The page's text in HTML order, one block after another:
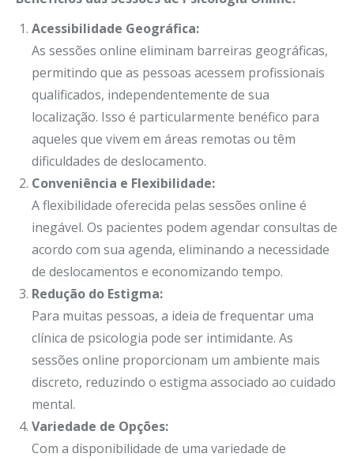
Acessibilidade Geográfica:
As sessões online eliminam barreiras geográficas,
permitindo que as pessoas acessem profissionais
qualificados, independentemente de sua
localização. Isso é particularmente benéfico para
aqueles que vivem em áreas remotas ou têm
dificuldades de deslocamento.
Conveniência e Flexibilidade:
A flexibilidade oferecida pelas sessões online é
inegável. Os pacientes podem agendar consultas de
acordo com sua agenda, eliminando a necessidade
de deslocamentos e economizando tempo.
Redução do Estigma:
Para muitas pessoas, a ideia de frequentar uma
clínica de psicologia pode ser intimidante. As
sessões online proporcionam um ambiente mais
discreto, reduzindo o estigma associado ao cuidado
mental.
Variedade de Opções:
Com a disponibilidade de uma variedade de